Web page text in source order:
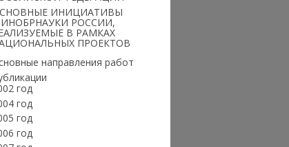
ИНИЦИАТИВЫ
РОССИИ,
В РАМКАХ
ПРОЕКТОВ
направления работ
год
год
год
год